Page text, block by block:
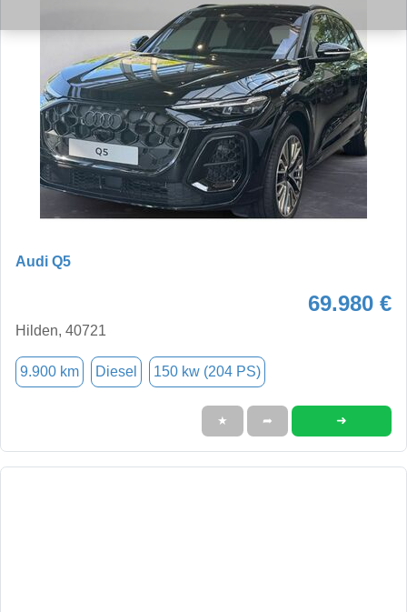
Audi Q5
69.980 €
Hilden, 40721
9.900 km Diesel 150 kw (204 PS)
★ ➦ ➜